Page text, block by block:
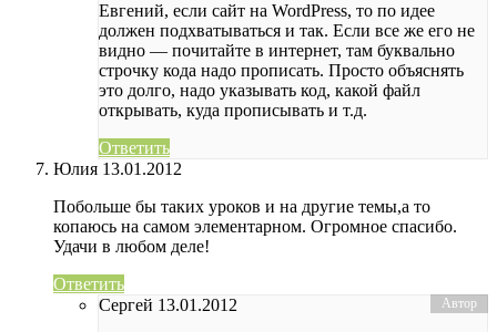
Евгений, если сайт на WordPress, то по идее
должен подхватываться и так. Если все же его не
видно — почитайте в интернет, там буквально
строчку кода надо прописать. Просто объяснять
это долго, надо указывать код, какой файл
открывать, куда прописывать и т.д.
Ответить
Юлия 13.01.2012
Побольше бы таких уроков и на другие темы,а то
копаюсь на самом элементарном. Огромное спасибо.
Удачи в любом деле!
Ответить
Сергей 13.01.2012